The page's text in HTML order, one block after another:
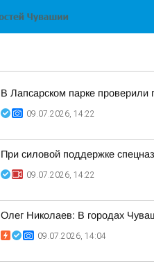
В Лапсарском парке
09.07.2026, 14:22
При силовой поддержке
09.07.2026, 14:22
Олег Николаев: В городах
09.07.2026, 14:04